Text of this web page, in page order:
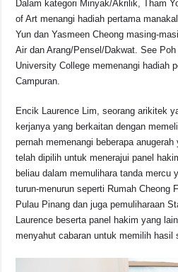
Dalam kategori Minyak/Akrilik, Tham
of Art menangi hadiah pertama
Yun dan Yasmeen Cheong masing-
Air dan Arang/Pensel/Dakwat. See
University College memenangi hadiah
Campuran.
Encik Laurence Lim, seorang arikitek
kerjanya yang berkaitan dengan
pernah memenangi beberapa
telah dipilih untuk menerajui panel
beliau dalam memulihara tanda mercu
turun-menurun seperti Rumah Cheong
Pulau Pinang dan juga pemuliharaan
Laurence beserta panel hakim yang
menyahut cabaran untuk memilih hasil